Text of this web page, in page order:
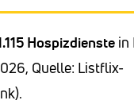
Hospizdienste in
Quelle: Listflix-